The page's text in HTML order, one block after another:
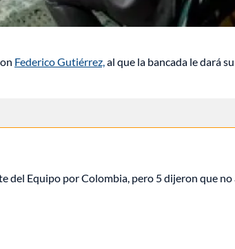
Federico Gutiérrez, al que la bancada le dará
del Equipo por Colombia, pero 5 dijeron que